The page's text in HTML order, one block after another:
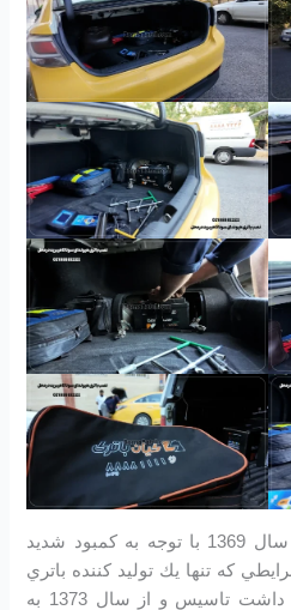
در سال 1369 با توجه به كمبود شديد
كه تنها يك توليد كننده باتري
خودرو دولتي در كشور وجود داشت تاسیس و از سال 1373 به